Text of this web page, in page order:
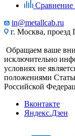
Сравнение
in@metallcab.ru
г. Москва, проезд
Обращаем ваше
исключительно
условиях не
положениями
Российской
Вконтакте
Яндекс.Дзен